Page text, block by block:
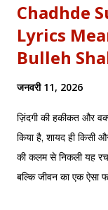
Chadhde
Lyrics
Bulleh
जनवरी 11, 2026
ज़िंदगी की हकीकत और
किया है, शायद ही किसी
की कलम से निकली यह
बल्कि जीवन का एक ऐसा